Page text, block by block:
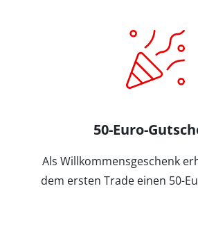
50-Euro-
Als Willkommensgeschenk
dem ersten Trade einen 50-